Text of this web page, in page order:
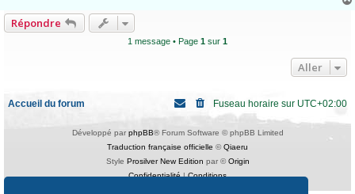
n
o
Répondre
1 message • Page 1 sur 1
Aller
Accueil du forum Fuseau horaire sur UTC+02:00
Développé par phpBB® Forum Software © phpBB Limited
Traduction française officielle ©Qiaeru
Style Prosilver New Edition par ©Origin
Confidentialité|Conditions